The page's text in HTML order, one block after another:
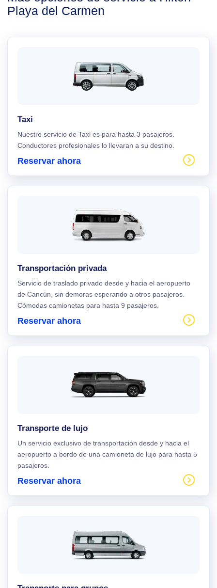
Playa del Carmen
Taxi
Nuestro servicio de Taxi es para hasta 3 pasajeros.
Conductores profesionales lo llevaran a su destino.
Reservar ahora
Transportación privada
Servicio de traslado privado desde y hacia el aeropuerto
de Cancún, sin demoras esperando a otros pasajeros.
Cómodas camionetas para hasta 9 pasajeros.
Reservar ahora
Transporte de lujo
Un servicio exclusivo de transportación desde y hacia el
aeropuerto a bordo de una camioneta de lujo para hasta 5
pasajeros.
Reservar ahora